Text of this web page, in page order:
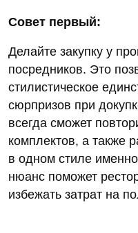
Совет первый:
Делайте закупку у
посредников. Это
стилистическое
сюрпризов при
всегда сможет
комплектов, а также
в одном стиле
нюанс поможет
избежать затрат на